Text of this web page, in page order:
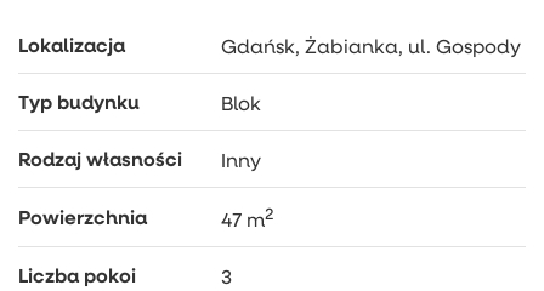
i długoterminowy
ZAPRASZAM NA PREZENTACJĘ!
Lokalizacja Gdańsk, Żabianka, ul. Gospody
Typ budynku Blok
Rodzaj własności Inny
Powierzchnia 47 m2
Liczba pokoi 3